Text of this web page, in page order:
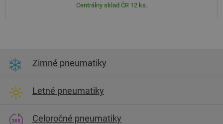
Centrálny sklad ČR 12 ks.
Zimné pneumatiky
Letné pneumatiky
Celoročné pneumatiky